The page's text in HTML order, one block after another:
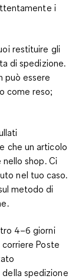
i
restituire gli
di spedizione.
può essere
come reso;
che un articolo
shop. Ci
nel tuo caso.
metodo di
4–6 giorni
Poste
spedizione